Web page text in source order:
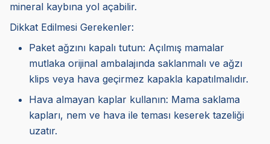
mineral kaybına yol açabilir.
Dikkat Edilmesi Gerekenler:
Paket ağzını kapalı tutun: Açılmış mamalar
mutlaka orijinal ambalajında saklanmalı ve ağzı
klips veya hava geçirmez kapakla kapatılmalıdır.
Hava almayan kaplar kullanın: Mama saklama
kapları, nem ve hava ile teması keserek tazeliği
uzatır.